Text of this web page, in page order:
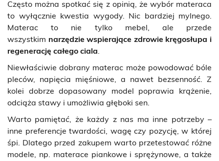
Często można spotkać się z opinią, że wybór materaca
to wyłącznie kwestia wygody. Nic bardziej mylnego.
Materac to nie tylko mebel, ale przede
wszystkim narzędzie wspierające zdrowie kręgosłupa i
regenerację całego ciala.
Niewłaściwie dobrany materac może powodować bóle
pleców, napięcia mięśniowe, a nawet bezsenność. Z
kolei dobrze dopasowany model poprawia krążenie,
odciąża stawy i umożliwia głęboki sen.
Warto pamiętać, że każdy z nas ma inne potrzeby –
inne preferencje twardości, wagę czy pozycję, w której
śpi. Dlatego przed zakupem warto przetestować różne
modele, np. materace piankowe i sprężynowe, a także